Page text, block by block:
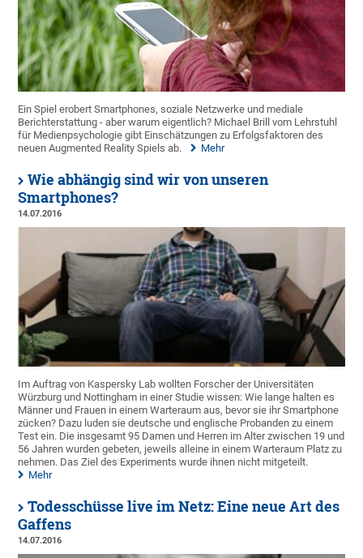
Ein Spiel erobert Smartphones, soziale Netzwerke und mediale
Berichterstattung - aber warum eigentlich? Michael Brill vom Lehrstuhl
für Medienpsychologie gibt Einschätzungen zu Erfolgsfaktoren des
neuen Augmented Reality Spiels ab.
Mehr
Wie abhängig sind wir von unseren
Smartphones?
14.07.2016
Im Auftrag von Kaspersky Lab wollten Forscher der Universitäten
Würzburg und Nottingham in einer Studie wissen: Wie lange halten es
Männer und Frauen in einem Warteraum aus, bevor sie ihr Smartphone
zücken? Dazu luden sie deutsche und englische Probanden zu einem
Test ein. Die insgesamt 95 Damen und Herren im Alter zwischen 19 und
56 Jahren wurden gebeten, jeweils alleine in einem Warteraum Platz zu
nehmen. Das Ziel des Experiments wurde ihnen nicht mitgeteilt.
Mehr
Todesschüsse live im Netz: Eine neue Art des
Gaffens
14.07.2016